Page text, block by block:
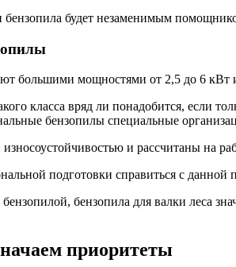
бензопила будет незаменимым
большими мощностями от 2,5 до 6
класса вряд ли понадобится, если
бензопилы специальные
и рассчитаны на
подготовки справиться с
бензопила для валки леса
приоритеты